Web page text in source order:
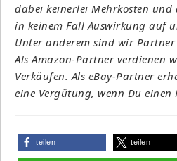
dabei keinerlei Mehrkosten und
in keinem Fall Auswirkung auf
Unter anderem sind wir Partner
Als Amazon-Partner verdienen
Verkäufen. Als eBay-Partner
eine Vergütung, wenn Du einen
teilen teilen